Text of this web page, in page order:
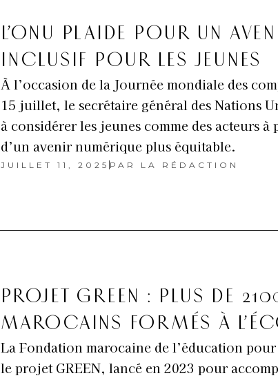
L’ONU PLAIDE POUR UN
INCLUSIF POUR LES JEUNES
À l’occasion de la Journée mondiale des
15 juillet, le secrétaire général des Nations
à considérer les jeunes comme des acteurs
d’un avenir numérique plus équitable.
JUILLET 11, 2025 PAR LA RÉDACTION
PROJET GREEN : PLUS DE
MAROCAINS FORMÉS À
La Fondation marocaine de l’éducation
le projet GREEN, lancé en 2023 pour